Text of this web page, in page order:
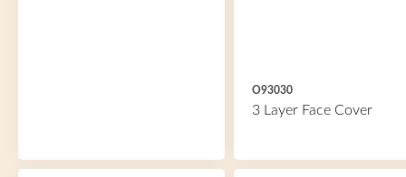
O93030
3 Layer Face Cover